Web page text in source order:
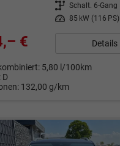
Getriebe Schalt. 6-Gang
Leistung 85 kW (116 PS)
€ Details
5,80 l/100km
D
132,00 g/km